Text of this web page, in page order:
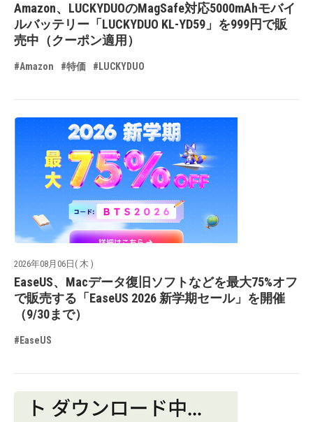
Amazon、LUCKYDUOのMagSafe対応5000mAhモバイ
ルバッテリー「LUCKYDUO KL-YD59」を999円で販
売中（クーポン適用）
#Amazon #特価 #LUCKYDUO
2026年08月06日( 木 )
EaseUS、Macデータ復旧ソフトなどを最大75%オフ
で販売する「EaseUS 2026 新学期セール」を開催
（9/30まで）
#EaseUS